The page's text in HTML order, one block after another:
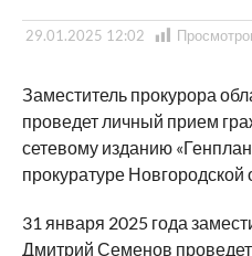
29.01.2025 12:02
Заместитель прокурора
проведет личный прием
сетевому изданию
прокуратуре Новгородской
31 января 2025 года
Дмитрий Семенов